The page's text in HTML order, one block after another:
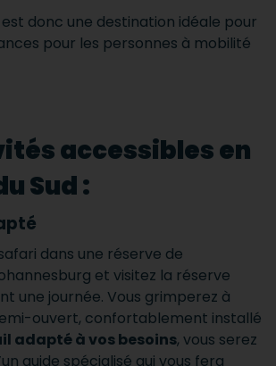
est donc une destination idéale pour
pour les personnes à mobilité
accessibles en
Sud :
dans une réserve de
et visitez la réserve
une journée. Vous grimperez à
ouvert, confortablement installé
adapté à vos besoins, vous serez
guide spécialisé qui vous fera